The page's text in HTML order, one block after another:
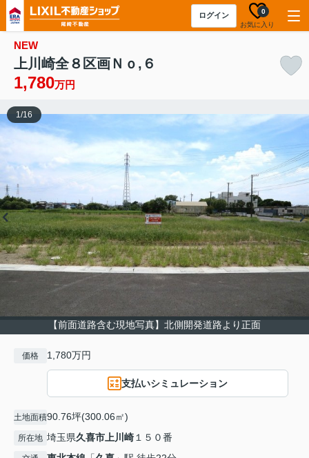
ログイン
お気に入り
0
NEW
上川崎全８区画Ｎｏ,６
1,780万円
【前面道路含む現地写真】北側開発道路より正面
1/16
価格 1,780万円
支払いシミュレーション
土地面積90.76坪(300.06㎡)
所在地 埼玉県久喜市上川崎１５０番